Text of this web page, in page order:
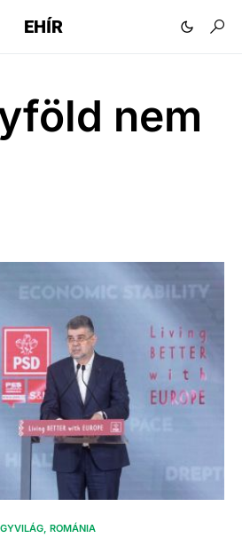
EHÍR
nem
ROMÁNIA